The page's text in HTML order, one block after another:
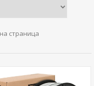
на страница